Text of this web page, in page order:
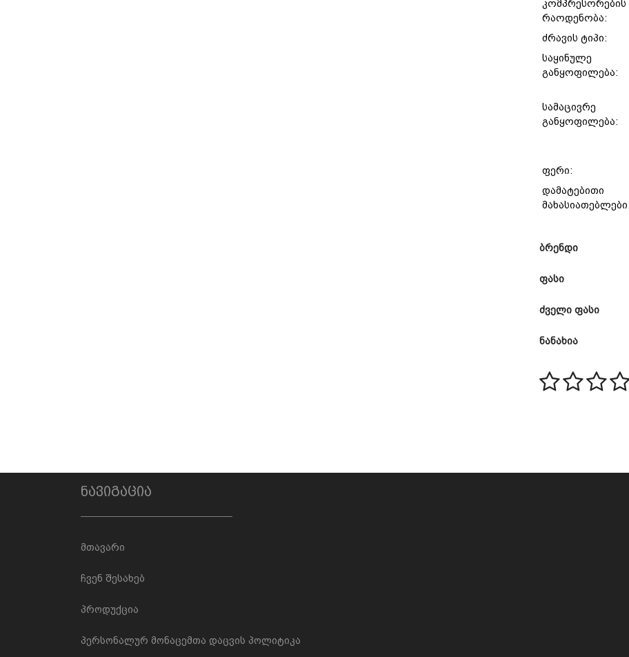
კომპრესორების
რაოდენობა:
ძრავის ტიპი:
საყინულე
განყოფილება:
სამაცივრე
განყოფილება:
ფერი:
დამატებითი
მახასიათებლები:
ბრენდი
ფასი
ძველი ფასი
ნანახია
ნავიგაცია
მთავარი
ჩვენ შესახებ
პროდუქცია
პერსონალურ მონაცემთა დაცვის პოლიტიკა